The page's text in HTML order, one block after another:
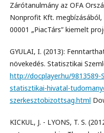
Zárótanulmány az OFA
Nonprofit Kft. megbízásából,
00001 „PiacTárs” kiemelt
GYULAI, I. (2013):
növekedés. Statisztikai
http://docplayer.hu/
statisztikai-hivatal-
szerkesztobizottsag.html
KICKUL, J. - LYONS, T. S.